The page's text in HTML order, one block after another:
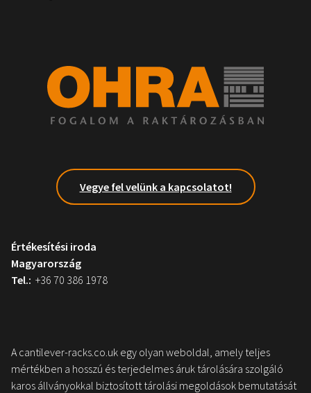
Vegye fel velünk a kapcsolatot!
Értékesítési iroda
Magyarország
Tel.: +36 70 386 1978
A cantilever-racks.co.uk egy olyan weboldal, amely teljes
mértékben a hosszú és terjedelmes áruk tárolására szolgáló
karos állványokkal biztosított tárolási megoldások bemutatását